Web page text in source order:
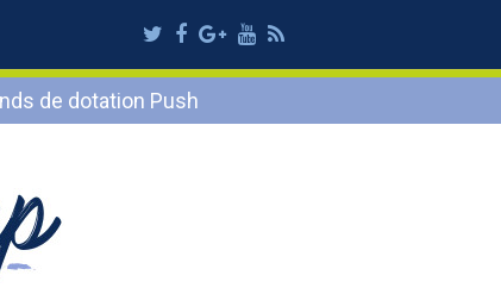
Twitter
Facebook
Google
Plus
Youtube
RSS
de dotation Push